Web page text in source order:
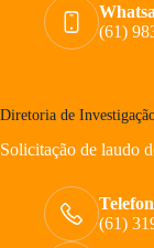
(61)
Diretoria de
Solicitação de laudo
(61)